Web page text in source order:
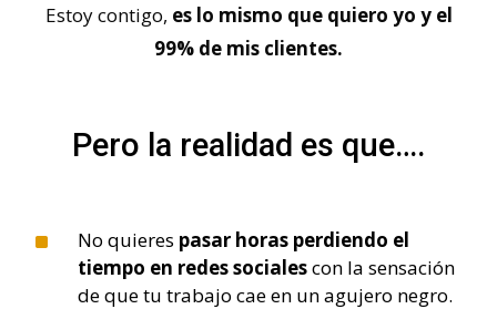
Estoy contigo, es lo mismo que quiero yo y el
99% de mis clientes.
Pero la realidad es que….
^ No quieres pasar horas perdiendo el
tiempo en redes socialescon la sensación
de que tu trabajo cae en un agujero negro.